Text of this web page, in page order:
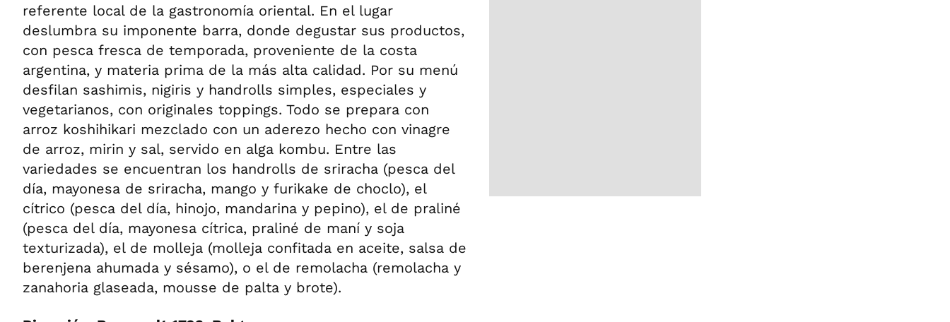
referente local de la gastronomía oriental. En el lugar
deslumbra su imponente barra, donde degustar sus productos,
con pesca fresca de temporada, proveniente de la costa
argentina, y materia prima de la más alta calidad. Por su menú
desfilan sashimis, nigiris y handrolls simples, especiales y
vegetarianos, con originales toppings. Todo se prepara con
arroz koshihikari mezclado con un aderezo hecho con vinagre
de arroz, mirin y sal, servido en alga kombu. Entre las
variedades se encuentran los handrolls de sriracha (pesca del
día, mayonesa de sriracha, mango y furikake de choclo), el
cítrico (pesca del día, hinojo, mandarina y pepino), el de praliné
(pesca del día, mayonesa cítrica, praliné de maní y soja
texturizada), el de molleja (molleja confitada en aceite, salsa de
berenjena ahumada y sésamo), o el de remolacha (remolacha y
zanahoria glaseada, mousse de palta y brote).